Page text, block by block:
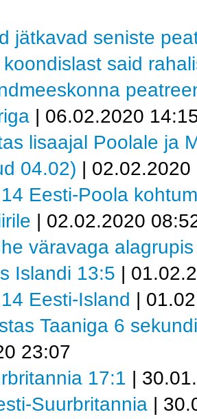
jätkavad seniste
koondislast said
| 06.02.2020
lisaajal Poolale ja
04.02) | 02.02.2020
Eesti-Poola
| 02.02.2020
väravaga
Islandi 13:5 |
Eesti-Island |
Taaniga 6
23:07
17:1 |
Suurbritannia |